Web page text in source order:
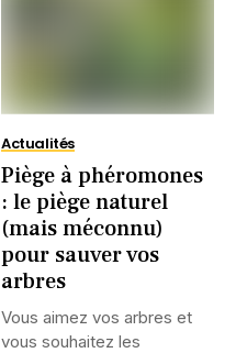
Actualités
Piège à phéromones
: le piège naturel
(mais méconnu)
pour sauver vos
arbres
Vous aimez vos arbres et
vous souhaitez les